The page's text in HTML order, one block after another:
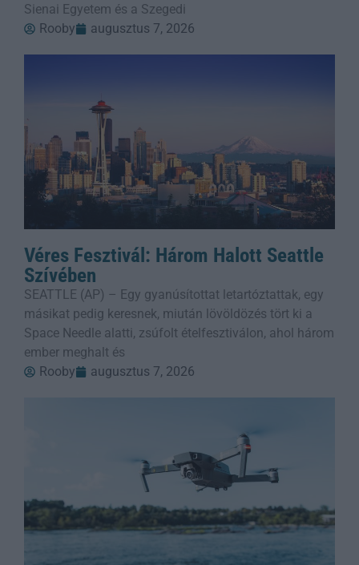
Sienai Egyetem és a Szegedi
Rooby
augusztus 7, 2026
Véres Fesztivál: Három Halott Seattle
Szívében
SEATTLE (AP) – Egy gyanúsítottat letartóztattak, egy
másikat pedig keresnek, miután lövöldözés tört ki a
Space Needle alatti, zsúfolt ételfesztiválon, ahol három
ember meghalt és
Rooby
augusztus 7, 2026